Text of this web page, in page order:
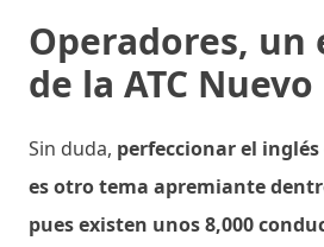
Operadores, un
de la ATC
Sin duda, perfeccionar el
es otro tema apremiante
pues existen unos 8,000